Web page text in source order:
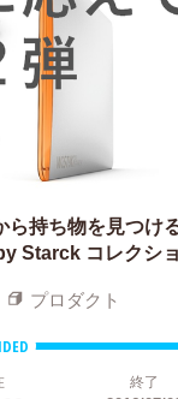
持ち物を見つける
Starck コレクシ
プロダクト
終了